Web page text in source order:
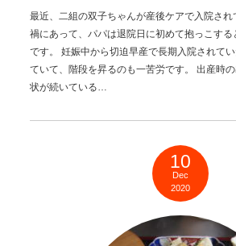
最近、二組の双子ちゃんが産後ケアで入院され
禍にあって、パパは退院日に初めて抱っこする
です。 妊娠中から切迫早産で長期入院されて
ていて、階段を昇るのも一苦労です。 出産時
状が続いている…
10
Dec
2020